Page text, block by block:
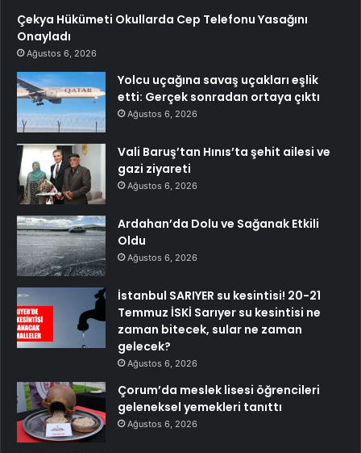
Çekya Hükümeti Okullarda Cep Telefonu Yasağını
Onayladı
Ağustos 6, 2026
Yolcu uçağına savaş uçakları eşlik
etti: Gerçek sonradan ortaya çıktı
Ağustos 6, 2026
Vali Baruş’tan Hınıs’ta şehit ailesi ve
gazi ziyareti
Ağustos 6, 2026
Ardahan’da Dolu ve Sağanak Etkili
Oldu
Ağustos 6, 2026
İstanbul SARIYER su kesintisi! 20-21
Temmuz İSKİ Sarıyer su kesintisi ne
zaman bitecek, sular ne zaman
gelecek?
Ağustos 6, 2026
Çorum’da meslek lisesi öğrencileri
geleneksel yemekleri tanıttı
Ağustos 6, 2026